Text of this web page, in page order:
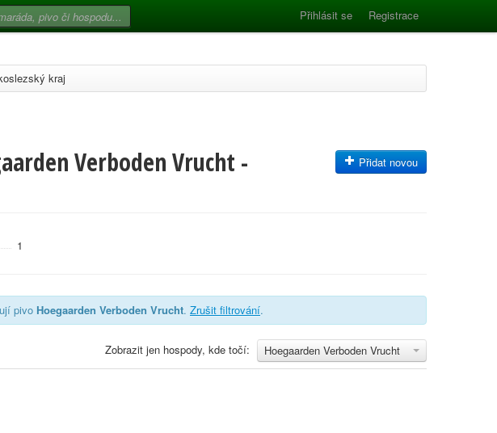
Přihlásit se Registrace
kraj
Verboden Vrucht - Přidat novou
1
pivo Hoegaarden Verboden Vrucht. Zrušit filtrování.
Hoegaarden Verboden Vrucht
Zobrazit jen hospody, kde točí: